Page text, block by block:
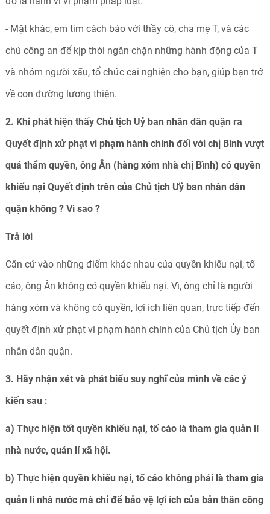
- Mặt khác, em tìm cách báo với thầy cô, cha mẹ T, và các
chú công an để kịp thời ngăn chặn những hành động của T
và nhóm người xấu, tổ chức cai nghiện cho bạn, giúp bạn trở
về con đường lương thiện.
2. Khi phát hiện thấy Chủ tịch Uỷ ban nhân dân quận ra
Quyết định xử phạt vi phạm hành chính đối với chị Bình vượt
quá thẩm quyền, ông Ân (hàng xóm nhà chị Bình) có quyền
khiếu nại Quyết định trên của Chủ tịch Ưỷ ban nhân dân
quận không ? Vì sao ?
Trả lời
Căn cứ vào những điểm khác nhau của quyền khiếu nại, tố
cáo, ông Ân không có quyền khiếu nại. Vì, ông chỉ là người
hàng xóm và không có quyền, lợi ích liên quan, trực tiếp đến
quyết định xử phạt vi phạm hành chính của Chủ tịch Ủy ban
nhân dân quận.
3. Hãy nhận xét và phát biểu suy nghĩ của mình về các ý
kiến sau :
a) Thực hiện tốt quyền khiếu nại, tố cáo là tham gia quản lí
nhà nước, quản lí xã hội.
b) Thực hiện quyền khiếu nại, tố cáo không phải là tham gia
quản lí nhà nước mà chỉ để bảo vệ lợi ích của bản thân công